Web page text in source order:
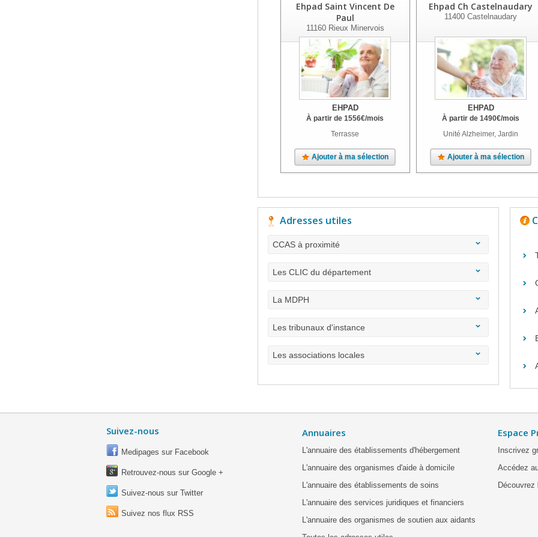
Ehpad Saint Vincent De
Paul
11160Rieux Minervois
EHPAD
À partir de 1556€/mois
Terrasse
Ajouter à ma sélection
Ehpad Ch Castelnaudary
11400 Castelnaudary
EHPAD
À partir de1490€/mois
Unité Alzheimer, Jardin
Ajouter à ma sélection
Adresses utiles
CCAS à proximité
Les CLIC du département
La MDPH
Les tribunaux d'instance
Les associations locales
Suivez-nous
Medipages sur Facebook
Retrouvez-nous sur Google +
Suivez-nous sur Twitter
Suivez nos flux RSS
Annuaires
L'annuaire des établissements d'hébergement
L'annuaire des organismes d'aide à domicile
L'annuaire des établissements de soins
L'annuaire des services juridiques et financiers
L'annuaire des organismes de soutien aux aidants
Espace
Inscrivez
Accédez